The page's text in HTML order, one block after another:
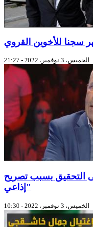
الخميس، 3 نوفمبر، 2022 - 21:27
التحقيق بسبب تصريح
إذاعي"
الخميس، 3 نوفمبر، 2022 - 10:30